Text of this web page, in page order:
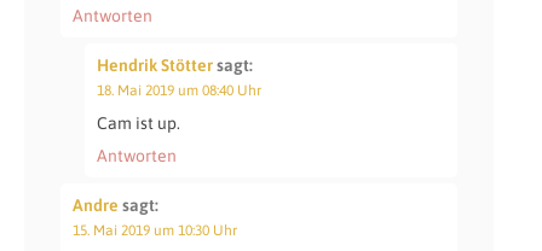
Antworten
Hendrik Stöttersagt:
18. Mai 2019 um 08:40 Uhr
Cam ist up.
Antworten
Andre sagt:
15. Mai 2019 um 10:30 Uhr